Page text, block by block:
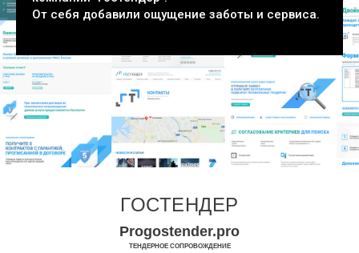
От себя добавили ощущение заботы и сервиса.
Progostender.pro
ТЕНДЕРНОЕ СОПРОВОЖДЕНИЕ
ГОСТЕНДЕР